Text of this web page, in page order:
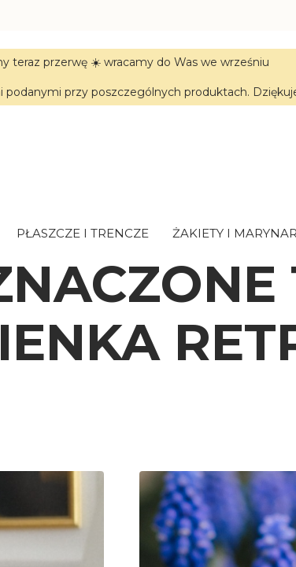
teraz przerwę ☀️ wracamy do Was we wrześniu
przy poszczególnych produktach.
PŁASZCZE I TRENCZE ŻAKIETY I